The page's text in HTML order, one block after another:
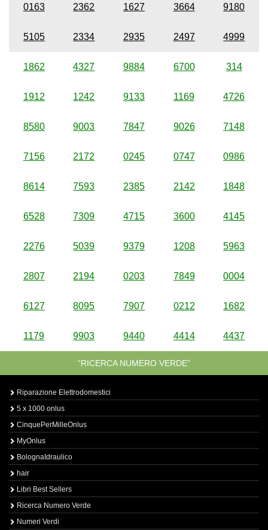
0163 2362 1627 3664 9180
5105 2334 2935 2497 4999
1862 4327 9884 6700 314
1912 1242 9133 1169 4726
8580 9003 7847 9026 7148
7156 2172 0245 0747 0986
8614 7593 2385 2142 1848
6528 7309 4715 3600 4145
2276 5039 9379 1208 5963
2807 2194 0203 7849 0004
6127 8095 7907 0212 1682
1179 9903 9440 4414 4437
“RICERCA NUMERO VERDE”
Riparazione Elettrodomestici
5 x 1000 onlus
CinquePerMilleOnlus
MyOnlus
BolognaIdraulico
hair
Libri Best Sellers
Ricerca Numero Verde
Numeri Verdi